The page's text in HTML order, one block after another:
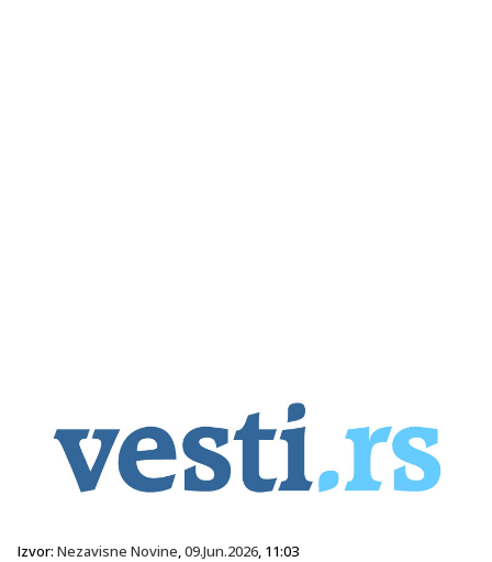
Izvor: Nezavisne Novine,09.Jun.2026, 11:03